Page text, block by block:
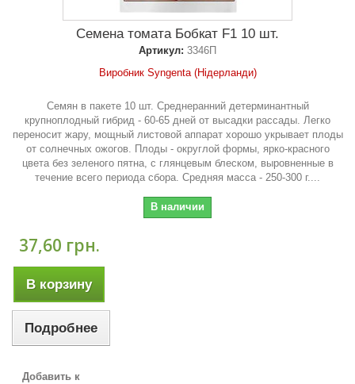
Семена томата Бобкат F1 10 шт.
Артикул: 3346П
Виробник Syngenta (Нідерланди)
Семян в пакете 10 шт. Среднеранний детерминантный
крупноплодный гибрид - 60-65 дней от высадки рассады. Легко
переносит жару, мощный листовой аппарат хорошо укрывает плоды
от солнечных ожогов. Плоды - округлой формы, ярко-красного
цвета без зеленого пятна, с глянцевым блеском, выровненные в
течение всего периода сбора. Средняя масса - 250-300 г....
В наличии
37,60 грн.
В корзину
Подробнее
Добавить к